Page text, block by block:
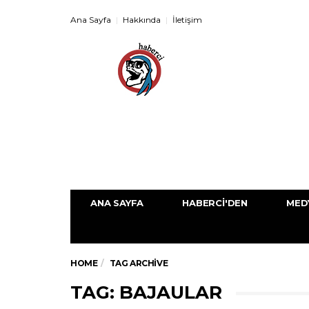
Ana Sayfa Hakkında İletişim
ANA SAYFA HABERCI'DEN
HOME TAG ARCHIVE
TAG: BAJAULAR